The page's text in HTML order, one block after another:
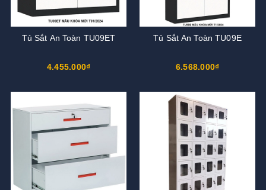
Tủ Sắt An Toàn TU09ET
4.455.000₫
Tủ Sắt An Toàn TU09E
6.568.000₫